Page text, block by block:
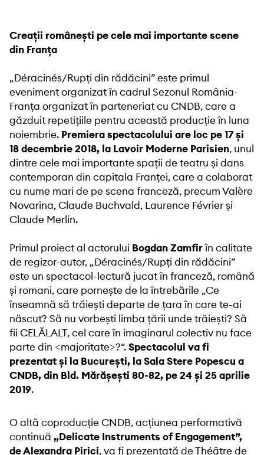
Creații românești pe cele mai importante scene
din Franța
„Déracinés/Rupți din rădăcini” este primul
eveniment organizat în cadrul Sezonul România-
Franța organizat în parteneriat cu CNDB, care a
găzduit repetițiile pentru această producție în luna
noiembrie. Premiera spectacolului are loc pe 17 și
18 decembrie 2018, la Lavoir Moderne Parisien, unul
dintre cele mai importante spații de teatru și dans
contemporan din capitala Franței, care a colaborat
cu nume mari de pe scena franceză, precum Valère
Novarina, Claude Buchvald, Laurence Février și
Claude Merlin.
Primul proiect al actorului Bogdan Zamfirîn calitate
de regizor-autor, „Déracinés/Rupți din rădăcini”
este un spectacol-lectură jucat în franceză, română
și romani, care pornește de la întrebările „Ce
înseamnă să trăiești departe de țara în care te-ai
născut? Să nu vorbești limba țării unde trăiești? Să
fii CELĂLALT, cel care în imaginarul colectiv nu face
parte din <majoritate>?“.Spectacolul va fi
prezentat și la București, la Sala Stere Popescu a
CNDB, din Bld. Mărășești 80-82, pe 24 și 25 aprilie
2019.
O altă coproducție CNDB, acțiunea performativă
continuă „Delicate Instruments of Engagement”,
de Alexandra Pirici, va fi prezentată de Théâtre de